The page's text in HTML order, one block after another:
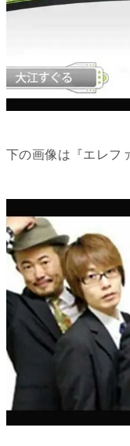
下の画像は『エレフ